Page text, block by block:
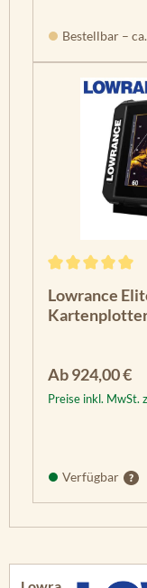
Bestellbar –
Lowrance
Regulärer
Ab924,00 €
Preise inkl. MwSt.
Verfügbar